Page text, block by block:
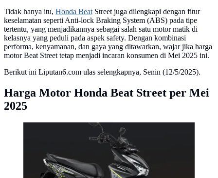
Tidak hanya itu, Honda BeatStreet juga dilengkapi dengan fitur
keselamatan seperti Anti-lock Braking System (ABS) pada tipe
tertentu, yang menjadikannya sebagai salah satu motor matik di
kelasnya yang peduli pada aspek safety. Dengan kombinasi
performa, kenyamanan, dan gaya yang ditawarkan, wajar jika harga
motor Beat Street tetap menjadi incaran konsumen di Mei 2025 ini.
Berikut ini Liputan6.com ulas selengkapnya, Senin (12/5/2025).
Harga Motor Honda Beat Street per Mei
2025
Honda Beat Street. Web/Astra Honda Motor Indonesia